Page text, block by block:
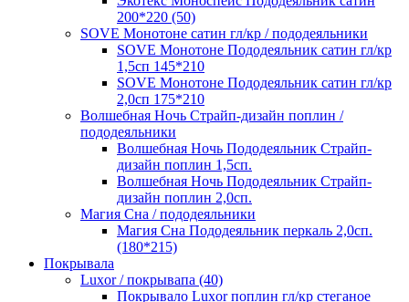
200*220 (50)
SOVE Монотоне сатин гл/кр / пододеяльники
SOVE Монотоне Пододеяльник сатин гл/кр
1,5сп 145*210
SOVE Монотоне Пододеяльник сатин гл/кр
2,0сп 175*210
Волшебная Ночь Страйп-дизайн поплин /
пододеяльники
Волшебная Ночь Пододеяльник Страйп-
дизайн поплин 1,5сп.
Волшебная Ночь Пододеяльник Страйп-
дизайн поплин 2,0сп.
Магия Сна / пододеяльники
Магия Сна Пододеяльник перкаль 2,0сп.
(180*215)
Покрывала
Luxor / покрывапа (40)
Покрывало Luxor поплин гл/кр стеганое